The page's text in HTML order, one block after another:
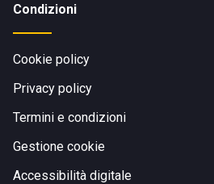
Condizioni
Cookie policy
Privacy policy
Termini e condizioni
Gestione cookie
Accessibilità digitale